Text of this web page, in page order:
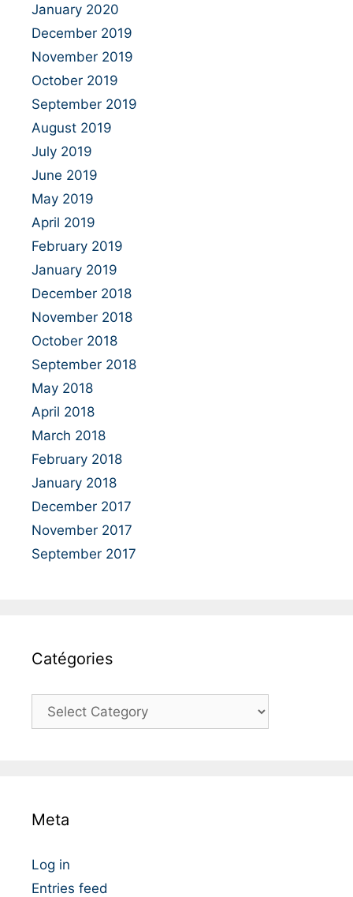
January 2020
December 2019
November 2019
October 2019
September 2019
August 2019
July 2019
June 2019
May 2019
April 2019
February 2019
January 2019
December 2018
November 2018
October 2018
September 2018
May 2018
April 2018
March 2018
February 2018
January 2018
December 2017
November 2017
September 2017
Catégories
r
e
s
Meta
Log in
Entries feed